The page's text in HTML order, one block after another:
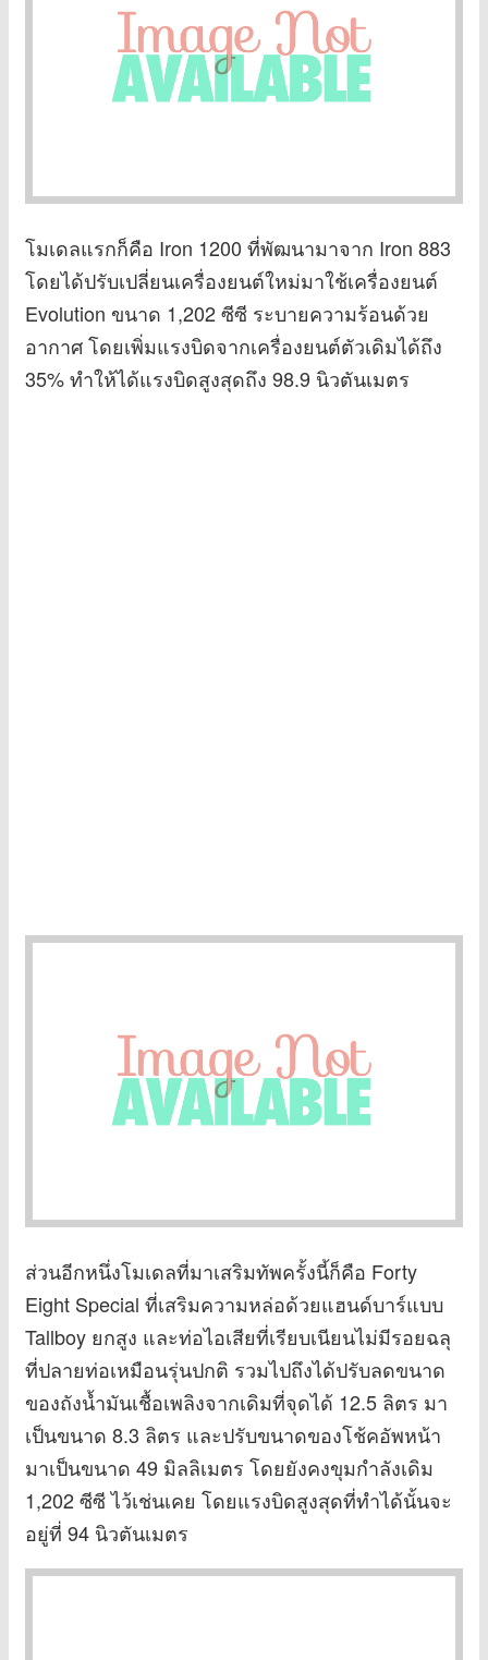
โมเดลแรกก็คือ Iron 1200 ที่พัฒนามาจาก Iron 883
โดยได้ปรับเปลี่ยนเครื่องยนต์ใหม่มาใช้เครื่องยนต์
Evolution ขนาด 1,202 ซีซี ระบายความร้อนด้วย
อากาศ โดยเพิ่มแรงบิดจากเครื่องยนต์ตัวเดิมได้ถึง
35% ทำให้ได้แรงบิดสูงสุดถึง 98.9 นิวตันเมตร
ส่วนอีกหนึ่งโมเดลที่มาเสริมทัพครั้งนี้ก็คือ Forty
Eight Special ที่เสริมความหล่อด้วยแฮนด์บาร์แบบ
Tallboy ยกสูง และท่อไอเสียที่เรียบเนียนไม่มีรอยฉลุ
ที่ปลายท่อเหมือนรุ่นปกติ รวมไปถึงได้ปรับลดขนาด
ของถังน้ำมันเชื้อเพลิงจากเดิมที่จุดได้ 12.5 ลิตร มา
เป็นขนาด 8.3 ลิตร และปรับขนาดของโช้คอัพหน้า
มาเป็นขนาด 49 มิลลิเมตร โดยยังคงขุมกำลังเดิม
1,202 ซีซี ไว้เช่นเคย โดยแรงบิดสูงสุดที่ทำได้นั้นจะ
อยู่ที่ 94 นิวตันเมตร